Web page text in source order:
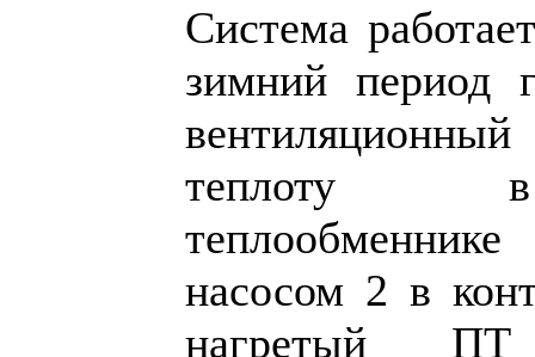
Система
зимний период
теплоту в
насосом 2 в
нагретый ПТ